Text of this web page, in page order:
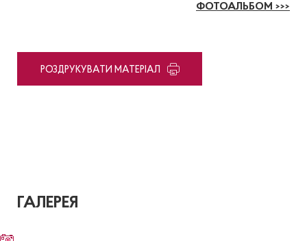
ФОТОАЛЬБОМ >>>
PОЗДРУКУВАТИ МАТЕРІАЛ
ГАЛЕРЕЯ